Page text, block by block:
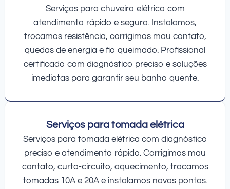
Serviços para chuveiro elétrico com
atendimento rápido e seguro. Instalamos,
trocamos resistência, corrigimos mau contato,
quedas de energia e fio queimado. Profissional
certificado com diagnóstico preciso e soluções
imediatas para garantir seu banho quente.
Serviços para tomada elétrica
Serviços para tomada elétrica com diagnóstico
preciso e atendimento rápido. Corrigimos mau
contato, curto-circuito, aquecimento, trocamos
tomadas 10A e 20A e instalamos novos pontos.